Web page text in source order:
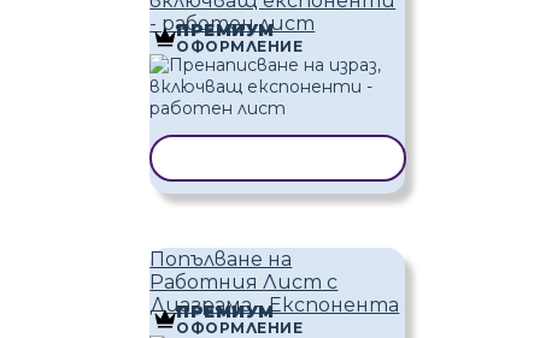
- работен лист
ПРЕМИУМ
ОФОРМЛЕНИЕ
Попълване на
Работния Лист с
Диаграма - Експонента
ПРЕМИУМ
ОФОРМЛЕНИЕ